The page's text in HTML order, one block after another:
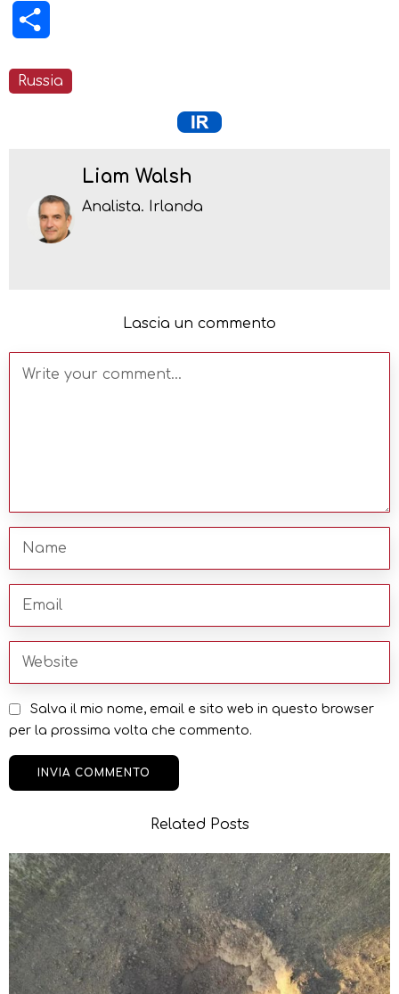
Russia
Liam Walsh
Analista. Irlanda
Lascia un commento
Salva il mio nome, email e sito web in questo browser
per la prossima volta che commento.
Related Posts